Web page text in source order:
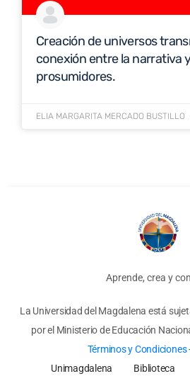
Creación de universos
conexión entre la narrativa
prosumidores.
ELIA MARGARITA MERCADO BUSTILLO
Aprende, crea y
La Universidad del Magdalena está
por el Ministerio de Educación
Términos y Condiciones
Unimagdalena
Biblioteca